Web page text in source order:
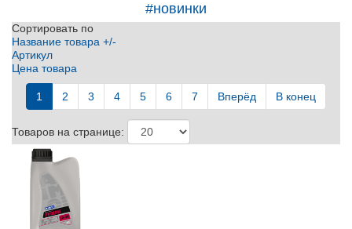
#новинки
Сортировать по
Название товара +/-
Артикул
Цена товара
1 2 3 4 5 6 7 Вперёд В конец
Товаров на странице: